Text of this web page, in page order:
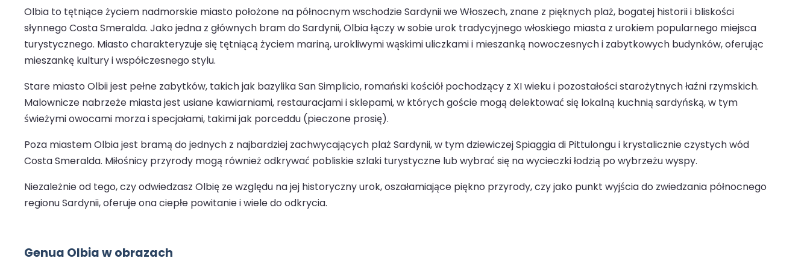
Olbia to tętniące życiem nadmorskie miasto położone na północnym wschodzie Sardynii we Włoszech, znane z pięknych plaż, bogatej historii i bliskości
słynnego Costa Smeralda. Jako jedna z głównych bram do Sardynii, Olbia łączy w sobie urok tradycyjnego włoskiego miasta z urokiem popularnego miejsca
turystycznego. Miasto charakteryzuje się tętniącą życiem mariną, urokliwymi wąskimi uliczkami i mieszanką nowoczesnych i zabytkowych budynków, oferując
mieszankę kultury i współczesnego stylu.
Stare miasto Olbii jest pełne zabytków, takich jak bazylika San Simplicio, romański kościół pochodzący z XI wieku i pozostałości starożytnych łaźni rzymskich.
Malownicze nabrzeże miasta jest usiane kawiarniami, restauracjami i sklepami, w których goście mogą delektować się lokalną kuchnią sardyńską, w tym
świeżymi owocami morza i specjałami, takimi jak porceddu (pieczone prosię).
Poza miastem Olbia jest bramą do jednych z najbardziej zachwycających plaż Sardynii, w tym dziewiczej Spiaggia di Pittulongu i krystalicznie czystych wód
Costa Smeralda. Miłośnicy przyrody mogą również odkrywać pobliskie szlaki turystyczne lub wybrać się na wycieczki łodzią po wybrzeżu wyspy.
Niezależnie od tego, czy odwiedzasz Olbię ze względu na jej historyczny urok, oszałamiające piękno przyrody, czy jako punkt wyjścia do zwiedzania północnego
regionu Sardynii, oferuje ona ciepłe powitanie i wiele do odkrycia.
Genua Olbia w obrazach